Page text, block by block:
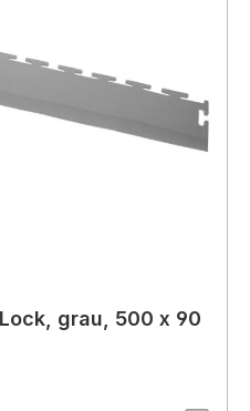
grau, 500 x 90